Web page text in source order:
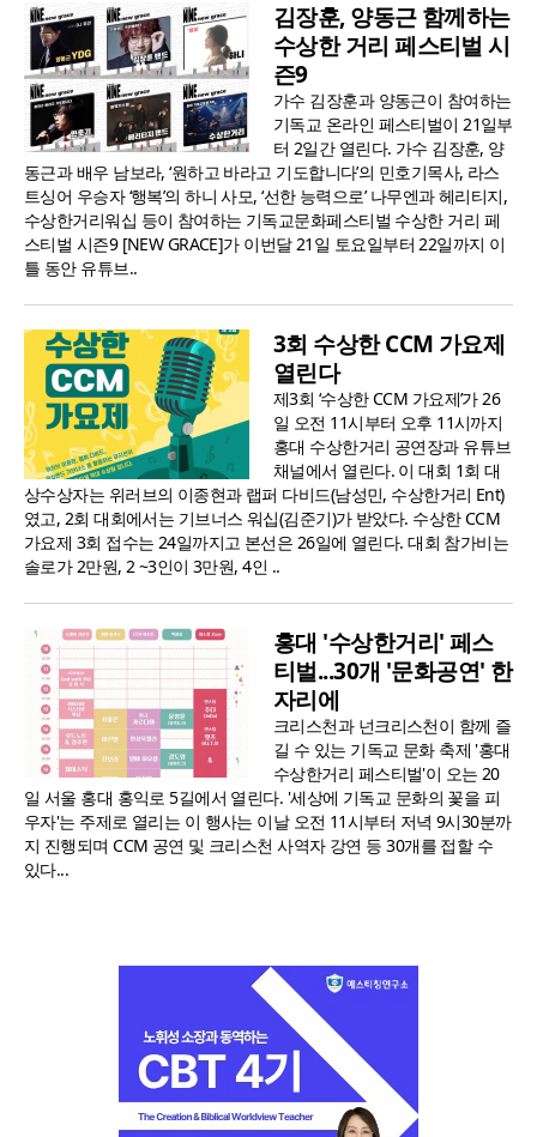
김장훈, 양동근 함께하는
수상한 거리 페스티벌 시
즌9
가수 김장훈과 양동근이 참여하는
기독교 온라인 페스티벌이 21일부
터 2일간 열린다. 가수 김장훈, 양
동근과 배우 남보라, ‘원하고 바라고 기도합니다’의 민호기목사, 라스
트싱어 우승자 ‘행복’의 하니 사모, ‘선한 능력으로’ 나무엔과 헤리티지,
수상한거리워십 등이 참여하는 기독교문화페스티벌 수상한 거리 페
스티벌 시즌9 [NEW GRACE]가 이번달 21일 토요일부터 22일까지 이
틀 동안 유튜브..
3회 수상한 CCM 가요제
열린다
제3회 ‘수상한 CCM 가요제’가 26
일 오전 11시부터 오후 11시까지
홍대 수상한거리 공연장과 유튜브
채널에서 열린다. 이 대회 1회 대
상수상자는 위러브의 이종현과 랩퍼 다비드(남성민, 수상한거리 Ent)
였고, 2회 대회에서는 기브너스 워십(김준기)가 받았다. 수상한 CCM
가요제 3회 접수는 24일까지고 본선은 26일에 열린다. 대회 참가비는
솔로가 2만원, 2 ~3인이 3만원, 4인 ..
홍대 '수상한거리' 페스
티벌...30개 '문화공연' 한
자리에
크리스천과 넌크리스천이 함께 즐
길 수 있는 기독교 문화 축제 '홍대
수상한거리 페스티벌'이 오는 20
일 서울 홍대 홍익로 5길에서 열린다. '세상에 기독교 문화의 꽃을 피
우자'는 주제로 열리는 이 행사는 이날 오전 11시부터 저녁 9시30분까
지 진행되며 CCM 공연 및 크리스천 사역자 강연 등 30개를 접할 수
있다...